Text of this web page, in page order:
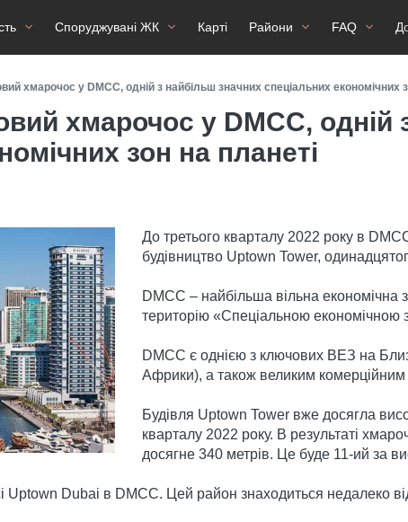
Споруджувані ЖК Карті Райони FAQ
хмарочос у DMCC, одній з найбільш значних спеціальних економічних
хмарочос у DMCC, одній
зон на планеті
До третього кварталу 2022 року в
будівництво Uptown Tower,
DMCC – найбільша вільна
територію «Спеціальною економічною
DMCC є однією з ключових ВЕЗ на
Африки), а також великим комерційним
Будівля Uptown Tower вже досягла
кварталу 2022 року. В результаті
досягне 340 метрів. Це буде 11-ий за
Uptown Dubai в DMCC. Цей район знаходиться недалеко